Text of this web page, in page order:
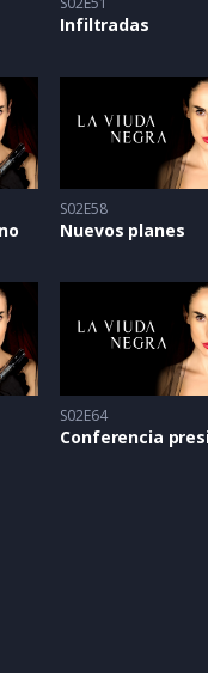
Infiltradas
S02E58
Nuevos planes
S02E64